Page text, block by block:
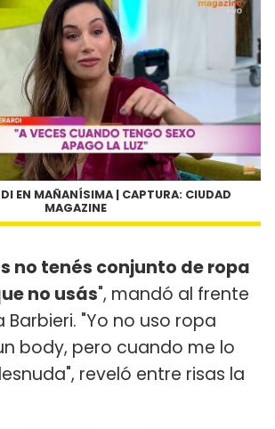
EN MAÑANÍSIMA | CAPTURA: CIUDAD
MAGAZINE
no tenés conjunto de ropa
no usás", mandó al frente
Barbieri. "Yo no uso ropa
body, pero cuando me lo
reveló entre risas la